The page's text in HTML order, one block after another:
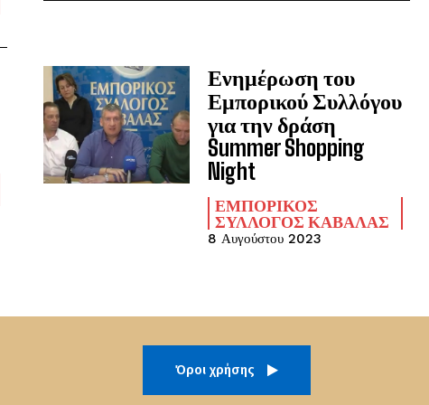
Ενημέρωση του
Εμπορικού Συλλόγου
για την δράση
Summer Shopping
Night
ΕΜΠΟΡΙΚΌΣ
ΣΎΛΛΟΓΟΣ ΚΑΒΆΛΑΣ
8 Αυγούστου 2023
Όροι χρήσης